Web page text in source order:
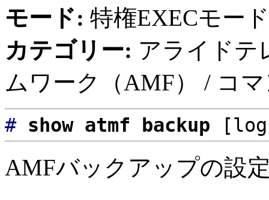
モード: 特権EXECモード
カテゴリー: アライドテ
ムワーク（AMF） / コ
# show atmf backup
AMFバックアップの設